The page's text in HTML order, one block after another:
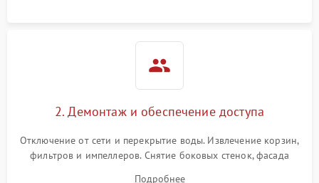
2. Демонтаж и обеспечение доступа
Отключение от сети и перекрытие воды. Извлечение корзин,
фильтров и импеллеров. Снятие боковых стенок, фасада
Подробнее